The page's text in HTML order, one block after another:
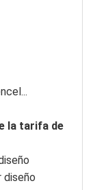
la tarifa de
diseño